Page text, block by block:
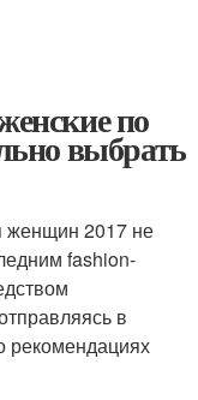
по
выбрать
женщин 2017 не
fashion-
в
рекомендациях